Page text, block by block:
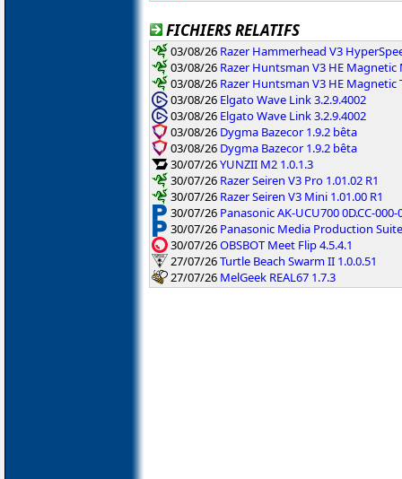
FICHIERS RELATIFS
03/08/26 Razer Hammerhead V3
03/08/26 Razer Huntsman V3 HE Magnetic
03/08/26 Razer Huntsman V3 HE Magnetic
03/08/26 Elgato Wave Link 3.2.9.4002
03/08/26 Elgato Wave Link 3.2.9.4002
03/08/26 Dygma Bazecor 1.9.2 bêta
03/08/26 Dygma Bazecor 1.9.2 bêta
30/07/26YUNZII M2 1.0.1.3
30/07/26 Razer Seiren V3 Pro 1.01.02 R1
30/07/26 Razer Seiren V3 Mini 1.01.00 R1
30/07/26 Panasonic AK-UCU700 0D.CC-
30/07/26 Panasonic Media Production
30/07/26OBSBOT Meet Flip 4.5.4.1
27/07/26Turtle Beach Swarm II 1.0.0.51
27/07/26 MelGeek REAL67 1.7.3